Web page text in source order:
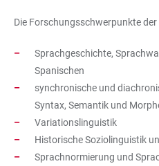
Die Forschungsschwerpunkte
Sprachgeschichte,
Spanischen
synchronische und
Syntax, Semantik und
Variationslinguistik
Historische Soziolinguistik
Sprachnormierung und